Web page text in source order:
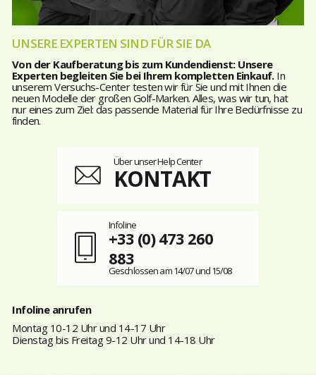
UNSERE EXPERTEN SIND FÜR SIE DA
Von der Kaufberatung bis zum Kundendienst: Unsere
Experten begleiten Sie bei Ihrem kompletten Einkauf.In
unserem Versuchs-Center testen wir für Sie und mit Ihnen die
neuen Modelle der großen Golf-Marken. Alles, was wir tun, hat
nur eines zum Ziel: das passende Material für Ihre Bedürfnisse zu
finden.
Über unser Help Center
KONTAKT
Infoline
+33 (0) 473 260
883
Geschlossen am 14/07 und 15/08
Infoline anrufen
Montag 10-12 Uhr und 14-17 Uhr
Dienstag bis Freitag 9-12 Uhr und 14-18 Uhr